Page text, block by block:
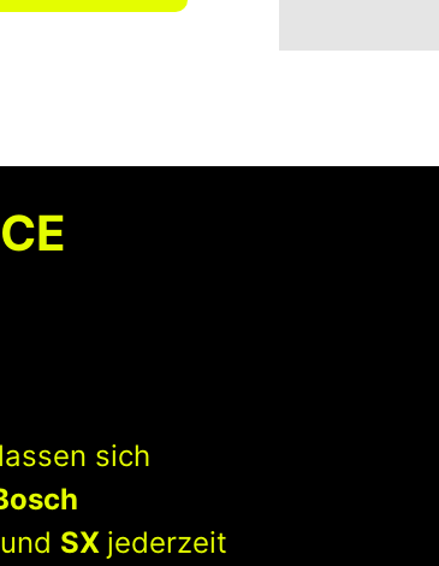
sich
und SX jederzeit